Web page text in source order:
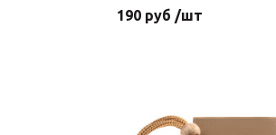
190 руб /шт